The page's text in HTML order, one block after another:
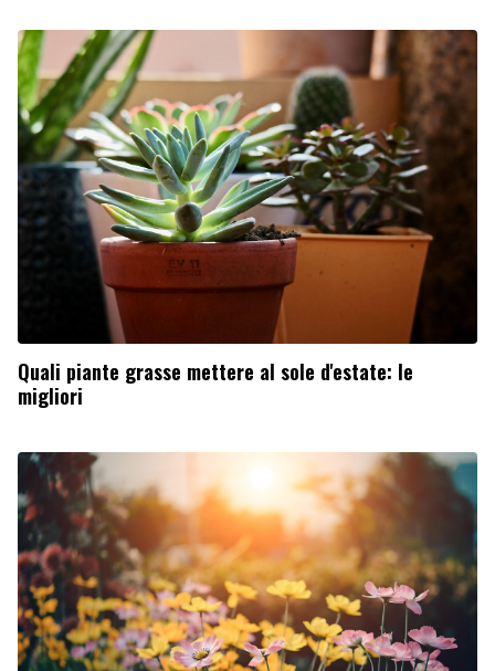
Quali piante grasse mettere al sole d'estate: le
migliori